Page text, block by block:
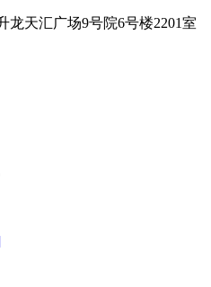
龙天汇广场9号院6号楼2201室